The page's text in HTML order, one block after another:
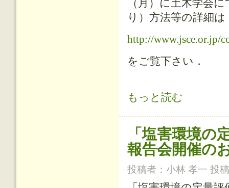
（月）に土木学会
り）方法等の詳細は
http://www.jsce.or.jp/
をご覧下さい．
「高炉スラグ細骨材を用いたプレ
お知らせ について
もっと読む
「塩害環境の
報告会開催の
投稿者： 小林 孝一 投